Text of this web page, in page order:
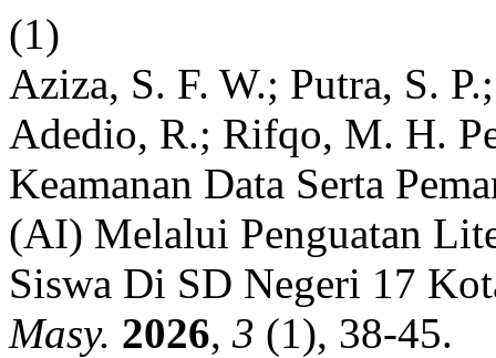
(1)
Aziza, S. F. W.; Putra, S.
Adedio, R.; Rifqo, M. H.
Keamanan Data Serta
(AI) Melalui Penguatan
Siswa Di SD Negeri 17
Masy. 2026, 3 (1), 38-45.